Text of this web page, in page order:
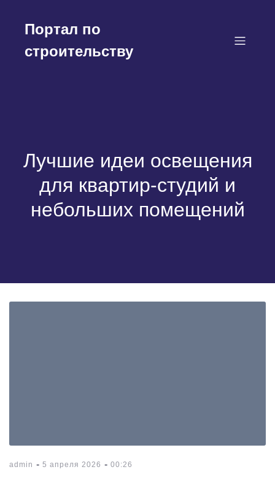
содержимому
Портал по
строительству
Лучшие идеи освещения
для квартир-студий и
небольших помещений
admin - 5 апреля 2026 - 00:26